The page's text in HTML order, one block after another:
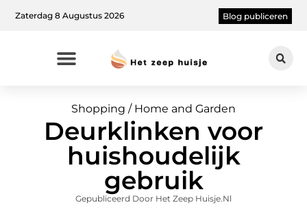
Zaterdag 8 Augustus 2026 Blog publiceren
Shopping / Home and Garden
Deurklinken voor
huishoudelijk
gebruik
Gepubliceerd Door Het Zeep Huisje.nl